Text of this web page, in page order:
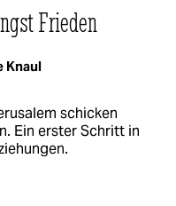
Frieden
Knaul
schicken
Ein erster Schritt in